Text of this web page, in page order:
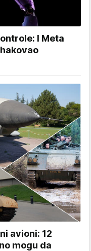
I Meta
avioni: 12
mogu da